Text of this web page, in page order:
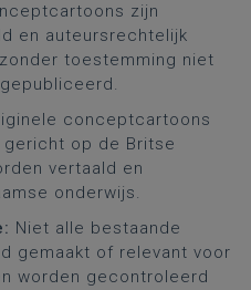
zijn
en auteursrechtelijk
toestemming niet
conceptcartoons
gericht op de Britse
vertaald en
onderwijs.
Niet alle bestaande
gemaakt of relevant voor
worden gecontroleerd